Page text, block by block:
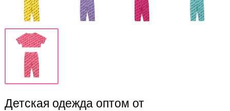
Детская одежда оптом от